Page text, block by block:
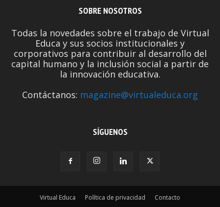
SOBRE NOSOTROS
Todas la novedades sobre el trabajo de Virtual
Educa y sus socios institucionales y
corporativos para contribuir al desarrollo del
capital humano y la inclusión social a partir de
la innovación educativa.
Contáctanos: magazine@virtualeduca.org
SÍGUENOS
Virtual Educa Política de privacidad Contacto